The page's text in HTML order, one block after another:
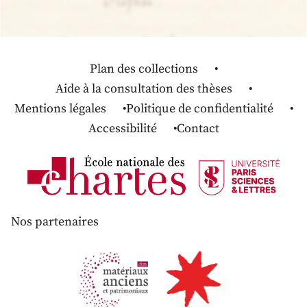
Plan des collections
Aide à la consultation des thèses
Mentions légales
Politique de confidentialité
Accessibilité
Contact
Nos partenaires